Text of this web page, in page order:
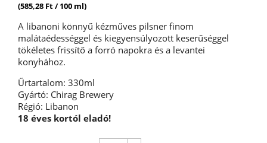
(585,28 Ft / 100 ml)
A libanoni könnyű kézműves pilsner finom
malátaédességgel és kiegyensúlyozott keserűséggel
tökéletes frissítő a forró napokra és a levantei
konyhához.
Űrtartalom: 330ml
Gyártó: Chirag Brewery
Régió: Libanon
18 éves kortól eladó!